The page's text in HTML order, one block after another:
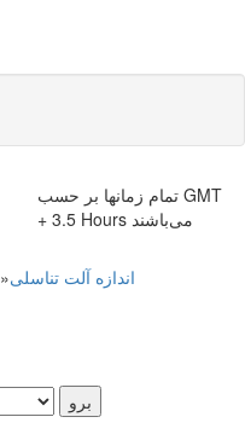
تمام زمانها بر حسب GMT
+ 3.5 Hours می‌باشند
»اندازه آلت تناسلی